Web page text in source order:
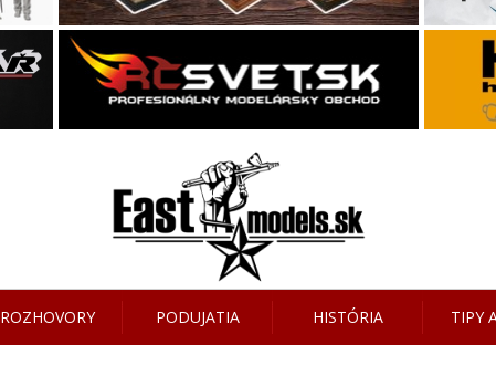
ROZHOVORY PODUJATIA HISTÓRIA TIPY